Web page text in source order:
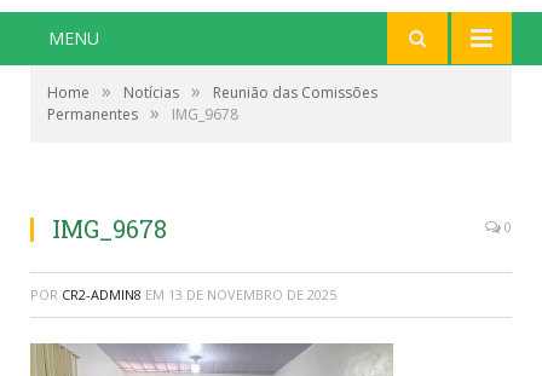
MENU
Home » Notícias »
Reunião das Comissões
Permanentes » IMG_9678
IMG_9678 0
POR CR2-ADMIN8 EM 13 DE NOVEMBRO DE 2025